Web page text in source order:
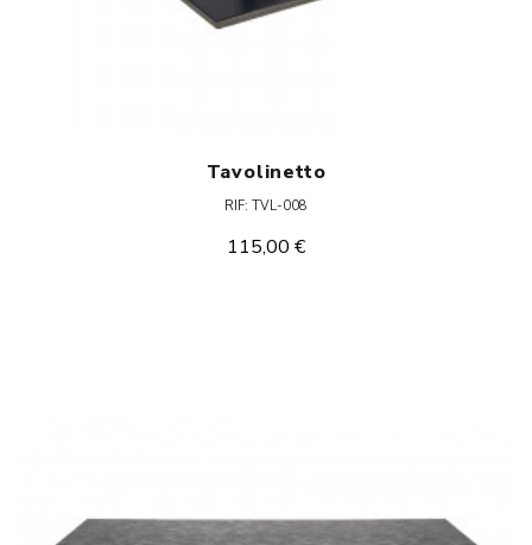
Tavolinetto
RIF: TVL-008
115,00 €